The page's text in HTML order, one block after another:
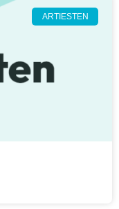
ARTIESTEN